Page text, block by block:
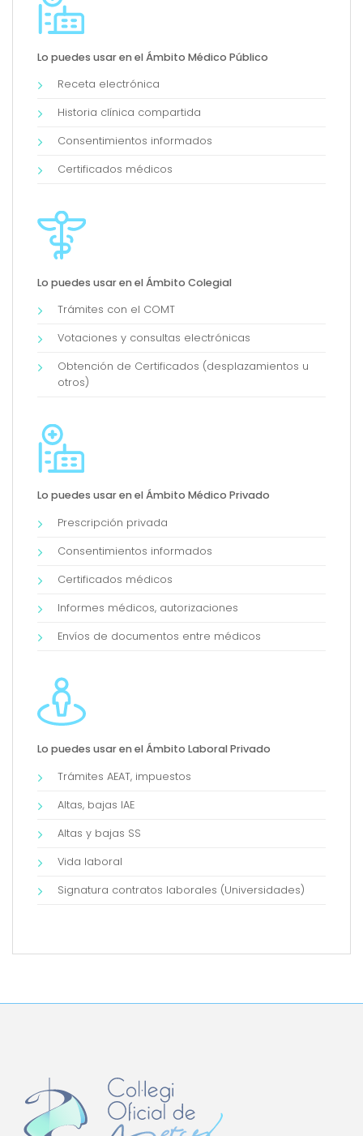
Lo puedes usar en el Ámbito Médico Público
Receta electrónica
Historia clínica compartida
Consentimientos informados
Certificados médicos
Lo puedes usar en el Ámbito Colegial
Trámites con el COMT
Votaciones y consultas electrónicas
Obtención de Certificados (desplazamientos u
otros)
Lo puedes usar en el Ámbito Médico Privado
Prescripción privada
Consentimientos informados
Certificados médicos
Informes médicos, autorizaciones
Envíos de documentos entre médicos
Lo puedes usar en el Ámbito Laboral Privado
Trámites AEAT, impuestos
Altas, bajas IAE
Altas y bajas SS
Vida laboral
Signatura contratos laborales (Universidades)